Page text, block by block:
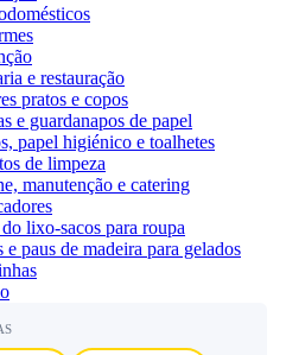
e restauração
pratos e copos
e guardanapos de papel
papel higiénico e toalhetes
de limpeza
manutenção e catering
do lixo-sacos para roupa
e paus de madeira para gelados